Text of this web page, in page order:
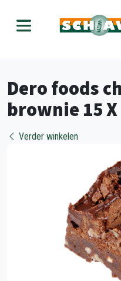
Dero foods
brownie 15 X
Verder winkelen